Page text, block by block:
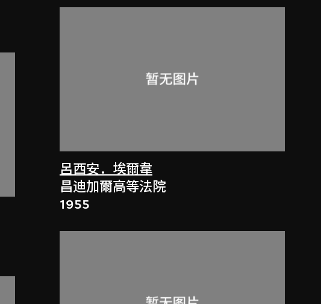
呂西安．埃爾韋
昌迪加爾高等法院
1955